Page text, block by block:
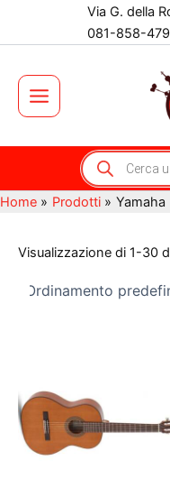
Via G. della
081-858-
Main
Menu
Products
search
Home Prodotti Yamaha
Visualizzazione di 1-30